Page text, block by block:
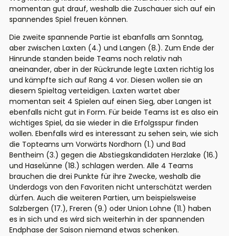
momentan gut drauf, weshalb die Zuschauer sich auf ein
spannendes Spiel freuen können.
Die zweite spannende Partie ist ebanfalls am Sonntag,
aber zwischen Laxten (4.) und Langen (8.). Zum Ende der
Hinrunde standen beide Teams noch relativ nah
aneinander, aber in der Rückrunde legte Laxten richtig los
und kämpfte sich auf Rang 4 vor. Diesen wollen sie an
diesem Spieltag verteidigen. Laxten wartet aber
momentan seit 4 Spielen auf einen Sieg, aber Langen ist
ebenfalls nicht gut in Form. Für beide Teams ist es also ein
wichtiges Spiel, da sie wieder in die Erfolgsspur finden
wollen. Ebenfalls wird es interessant zu sehen sein, wie sich
die Topteams um Vorwärts Nordhorn (1.) und Bad
Bentheim (3.) gegen die Abstiegskandidaten Herzlake (16.)
und Haselünne (18.) schlagen werden. Alle 4 Teams
brauchen die drei Punkte für ihre Zwecke, weshalb die
Underdogs von den Favoriten nicht unterschätzt werden
dürfen. Auch die weiteren Partien, um beispielsweise
Salzbergen (17.), Freren (9.) oder Union Lohne (11.) haben
es in sich und es wird sich weiterhin in der spannenden
Endphase der Saison niemand etwas schenken.